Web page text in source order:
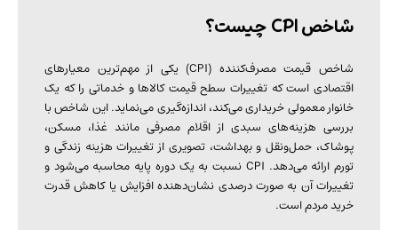
شاخص CPI چیست؟
شاخص قیمت مصرف‌کننده (CPI) یکی از مهم‌ترین معیارهای
اقتصادی است که تغییرات سطح قیمت کالاها و خدماتی را که یک
خانوار معمولی خریداری می‌کند، اندازه‌گیری می‌نماید. این شاخص با
بررسی هزینه‌های سبدی از اقلام مصرفی مانند غذا، مسکن،
پوشاک، حمل‌ونقل و بهداشت، تصویری از تغییرات هزینه زندگی و
تورم ارائه می‌دهد. CPI نسبت به یک دوره پایه محاسبه می‌شود و
تغییرات آن به صورت درصدی نشان‌دهنده افزایش یا کاهش قدرت
خرید مردم است.